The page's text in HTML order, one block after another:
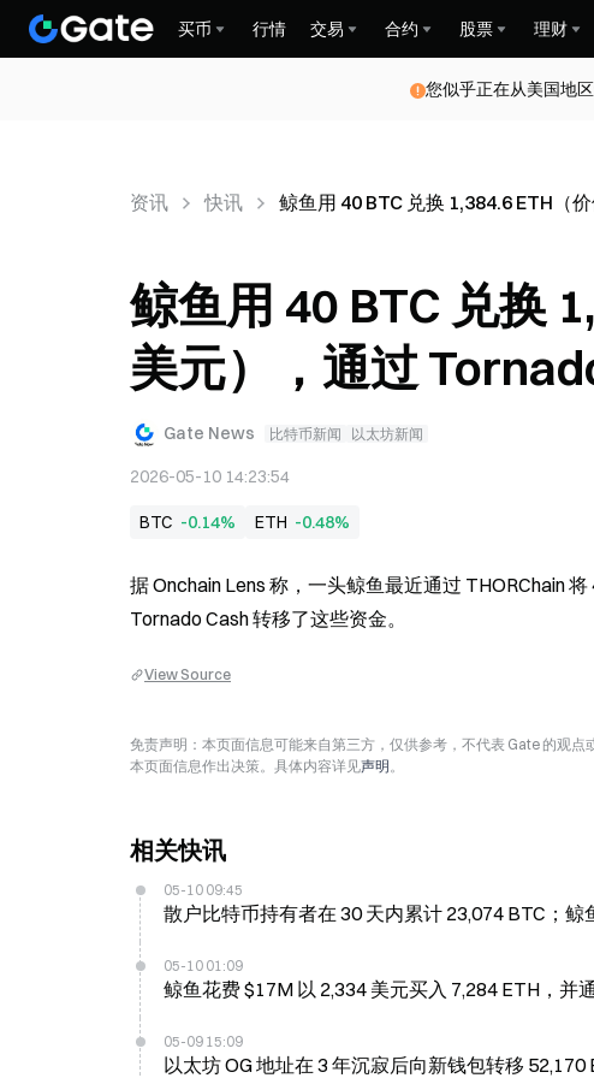
买币 行情 交易 合约 股票 理财
您似乎正在从美国地
资讯 快讯 鲸鱼用 40 BTC 兑换 1,384.6 ETH（
鲸鱼用 40 BTC 兑换
美元），通过
Gate News 比特币新闻 以太坊新闻
2026-05-10 14:23:54
BTC -0.14% ETH -0.48%
据 Onchain Lens 称，一头鲸鱼最近通过 THORChain
Tornado Cash 转移了这些资金。
View Source
免责声明：本页面信息可能来自第三方，仅供参考，不代表 Gate 的观
本页面信息作出决策。具体内容详见声明。
相关快讯
05-10 09:45
散户比特币持有者在 30 天内累计 23,074 BTC；鲸
05-10 01:09
鲸鱼花费 $17M 以 2,334 美元买入 7,284 ETH
05-09 15:09
以太坊 OG 地址在 3 年沉寂后向新钱包转移 52,170